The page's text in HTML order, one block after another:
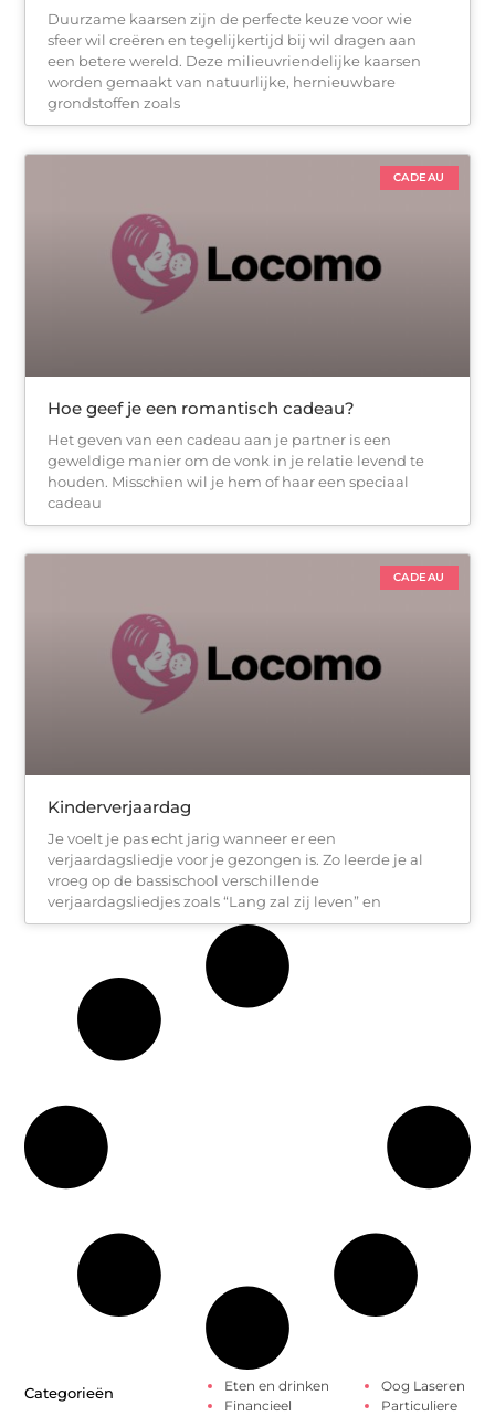
Duurzame kaarsen zijn de perfecte keuze voor wie
sfeer wil creëren en tegelijkertijd bij wil dragen aan
een betere wereld. Deze milieuvriendelijke kaarsen
worden gemaakt van natuurlijke, hernieuwbare
grondstoffen zoals
CADEAU
Hoe geef je een romantisch cadeau?
Het geven van een cadeau aan je partner is een
geweldige manier om de vonk in je relatie levend te
houden. Misschien wil je hem of haar een speciaal
cadeau
CADEAU
Kinderverjaardag
Je voelt je pas echt jarig wanneer er een
verjaardagsliedje voor je gezongen is. Zo leerde je al
vroeg op de bassischool verschillende
verjaardagsliedjes zoals “Lang zal zij leven” en
Categorieën
Eten en drinken
Financieel
Oog Laseren
Particuliere